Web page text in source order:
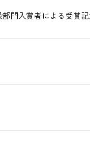
門入賞者による受賞記